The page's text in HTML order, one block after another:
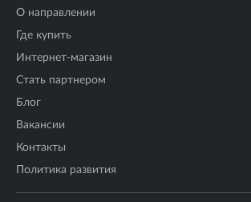
О направлении
Где купить
Интернет-магазин
Стать партнером
Блог
Вакансии
Контакты
Политика развития